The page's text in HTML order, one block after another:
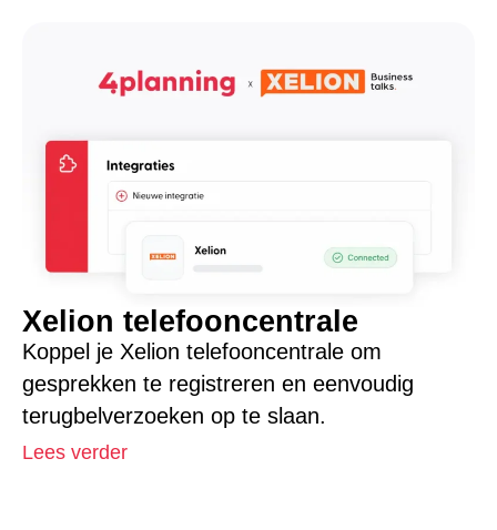
Xelion telefooncentrale
Koppel je Xelion telefooncentrale om
gesprekken te registreren en eenvoudig
terugbelverzoeken op te slaan.
Lees verder